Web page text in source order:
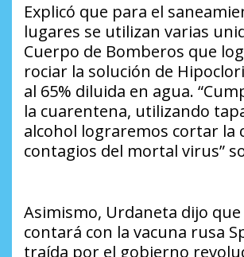
Explicó que para el
lugares se utilizan varias
Cuerpo de Bomberos que
rociar la solución de
al 65% diluida en agua.
la cuarentena, utilizando
alcohol lograremos cortar la
contagios del mortal virus”
Asimismo, Urdaneta dijo
contará con la vacuna rusa
traída por el gobierno